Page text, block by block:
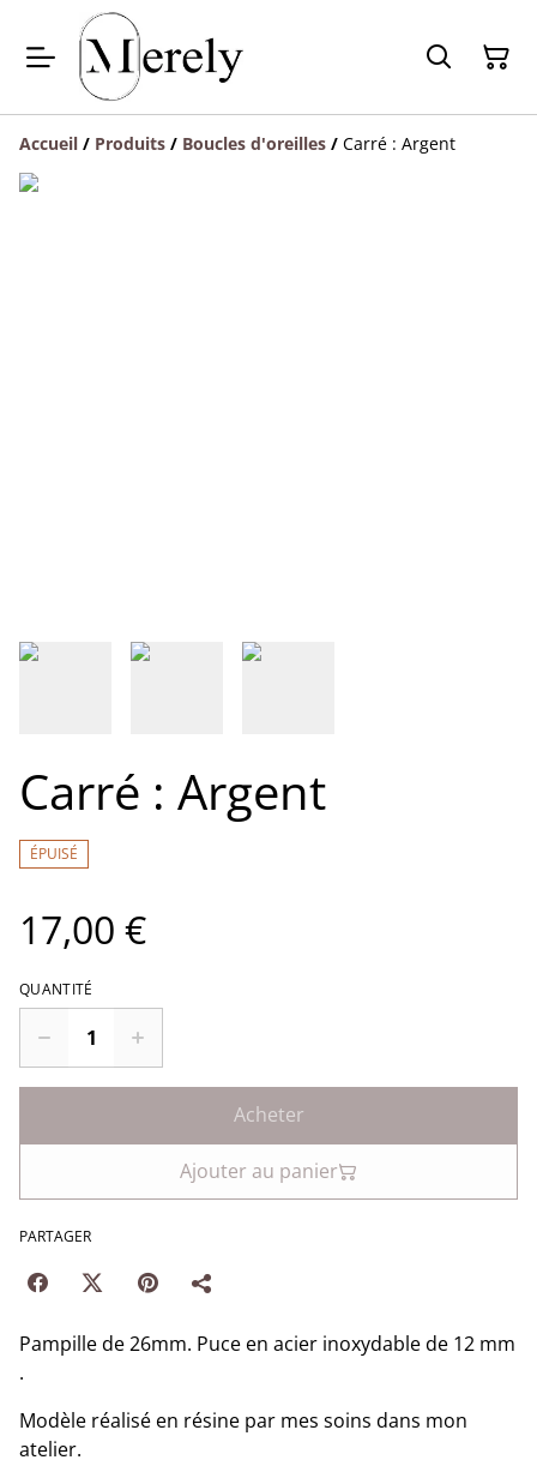
Accueil / Produits / Boucles d'oreilles / Carré : Argent
Carré : Argent
ÉPUISÉ
17,00 €
QUANTITÉ
Acheter
Ajouter au panier
PARTAGER
Pampille de 26mm. Puce en acier inoxydable de 12 mm
.
Modèle réalisé en résine par mes soins dans mon
atelier.